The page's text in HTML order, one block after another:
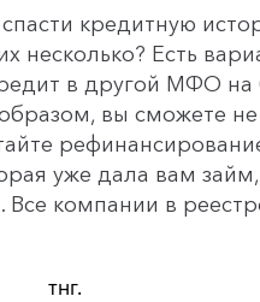
спасти кредитную
несколько? Есть
в другой МФО
вы сможете
уже дала вам
Все компании в
тнг.